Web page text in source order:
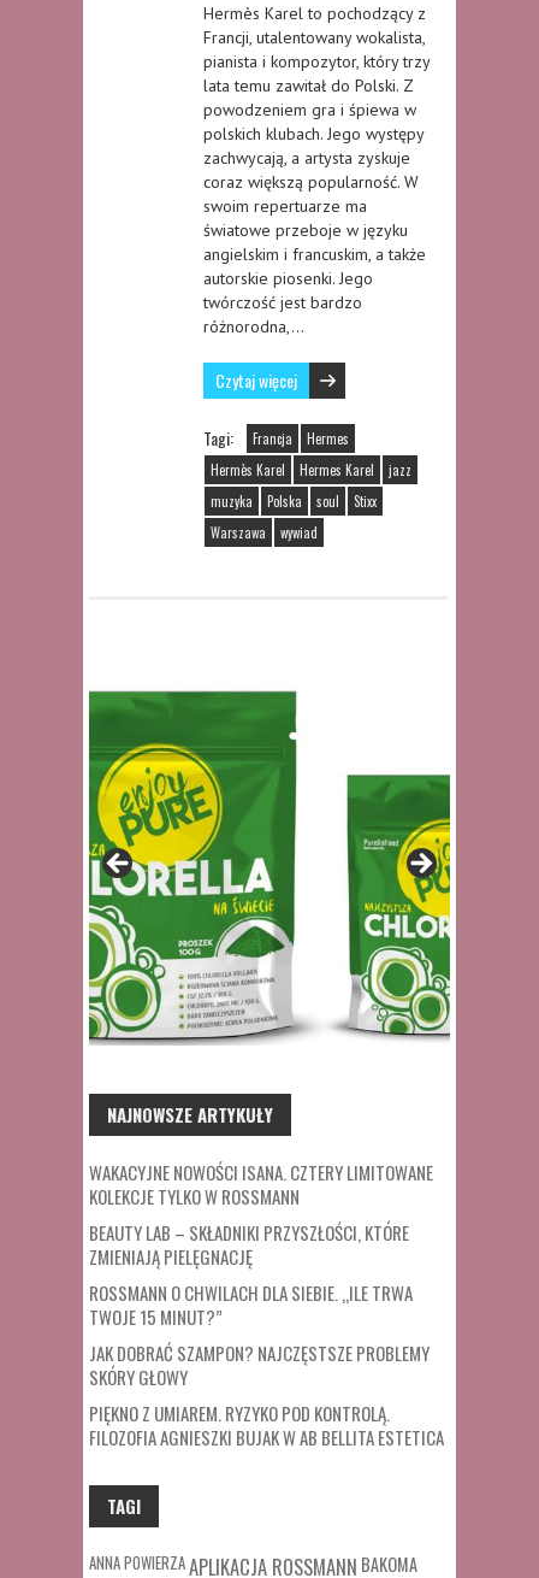
Hermès Karel to pochodzący z
Francji, utalentowany wokalista,
pianista i kompozytor, który trzy
lata temu zawitał do Polski. Z
powodzeniem gra i śpiewa w
polskich klubach. Jego występy
zachwycają, a artysta zyskuje
coraz większą popularność. W
swoim repertuarze ma
światowe przeboje w języku
angielskim i francuskim, a także
autorskie piosenki. Jego
twórczość jest bardzo
różnorodna,…
Czytaj więcej
Tagi: Francja
Hermes
Hermès Karel
Hermes Karel
jazz
muzyka
Polska soul
Stixx
Warszawa
wywiad
NAJNOWSZE ARTYKUŁY
WAKACYJNE NOWOŚCI ISANA. CZTERY LIMITOWANE
KOLEKCJE TYLKO W ROSSMANN
BEAUTY LAB – SKŁADNIKI PRZYSZŁOŚCI, KTÓRE
ZMIENIAJĄ PIELĘGNACJĘ
ROSSMANN O CHWILACH DLA SIEBIE. „ILE TRWA
TWOJE 15 MINUT?”
JAK DOBRAĆ SZAMPON? NAJCZĘSTSZE PROBLEMY
SKÓRY GŁOWY
PIĘKNO Z UMIAREM. RYZYKO POD KONTROLĄ.
FILOZOFIA AGNIESZKI BUJAK W AB BELLITA ESTETICA
TAGI
ANNA POWIERZAAPLIKACJA ROSSMANN BAKOMA